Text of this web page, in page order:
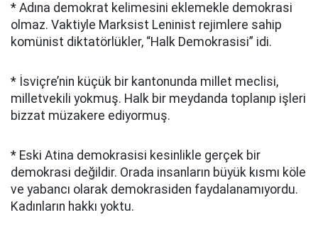
* Adına demokrat kelimesini eklemekle demokrasi
olmaz. Vaktiyle Marksist Leninist rejimlere sahip
komünist diktatörlükler, “Halk Demokrasisi” idi.
* İsviçre’nin küçük bir kantonunda millet meclisi,
milletvekili yokmuş. Halk bir meydanda toplanıp işleri
bizzat müzakere ediyormuş.
* Eski Atina demokrasisi kesinlikle gerçek bir
demokrasi değildir. Orada insanların büyük kısmı köle
ve yabancı olarak demokrasiden faydalanamıyordu.
Kadınların hakkı yoktu.